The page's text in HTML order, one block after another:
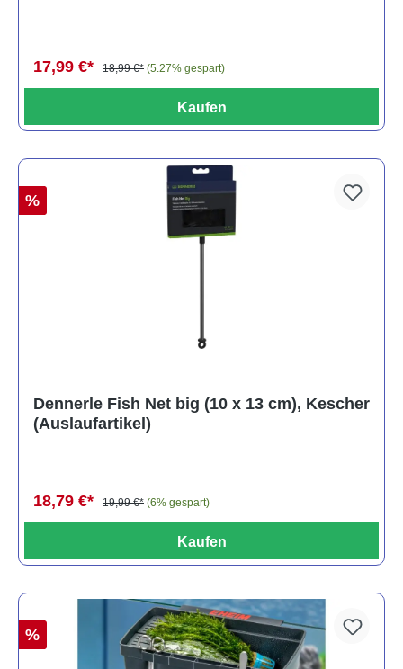
17,99 €* 18,99 €* (5.27% gespart)
Kaufen
%
Dennerle Fish Net big (10 x 13 cm), Kescher
(Auslaufartikel)
18,79 €* 19,99 €* (6% gespart)
Kaufen
%